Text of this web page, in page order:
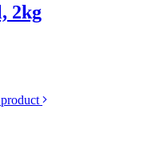
2kg